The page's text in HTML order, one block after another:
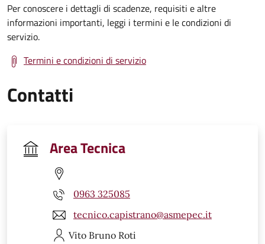
Per conoscere i dettagli di scadenze, requisiti e altre
informazioni importanti, leggi i termini e le condizioni di
servizio.
Termini e condizioni di servizio
Contatti
Area Tecnica
0963 325085
tecnico.capistrano@asmepec.it
Vito Bruno Roti